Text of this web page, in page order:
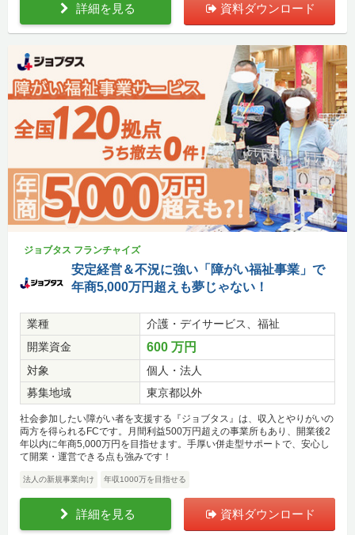
詳細を見る 資料ダウンロード
ジョブタス フランチャイズ
安定経営＆不況に強い「障がい福祉事業」で
年商5,000万円超えも夢じゃない！
業種
介護・デイサービス、福祉
開業資金
600 万円
対象
個人・法人
募集地域
東京都以外
社会参加したい障がい者を支援する『ジョブタス』は、収入とやりがいの
両方を得られるFCです。月間利益500万円超えの事業所もあり、開業後2
年以内に年商5,000万円を目指せます。手厚い併走型サポートで、安心し
て開業・運営できる点も強みです！
法人の新規事業向け 年収1000万を目指せる
詳細を見る 資料ダウンロード